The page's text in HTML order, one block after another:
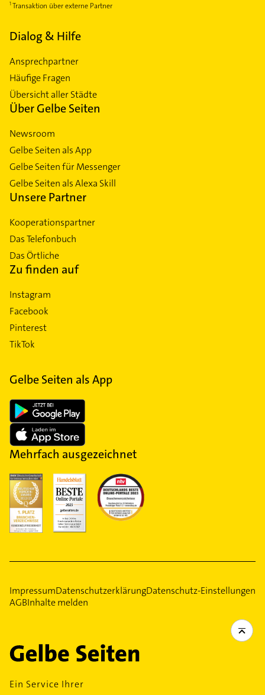
Transaktion über externe Partner
Dialog & Hilfe
Ansprechpartner
Häufige Fragen
Übersicht aller Städte
Über Gelbe Seiten
Newsroom
Gelbe Seiten als App
Gelbe Seiten für Messenger
Gelbe Seiten als Alexa Skill
Unsere Partner
Kooperationspartner
Das Telefonbuch
Das Örtliche
Zu finden auf
Instagram
Facebook
Pinterest
TikTok
Gelbe Seiten als App
Mehrfach ausgezeichnet
ImpressumDatenschutzerklärungDatenschutz-Einstellungen
AGBInhalte melden
Ein Service Ihrer